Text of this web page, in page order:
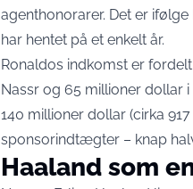
agenthonorarer. Det er
har hentet på et enkelt år.
Ronaldos indkomst er
Nassr og 65 millioner dollar
140 millioner dollar (cirka
sponsorindtægter – knap
Haaland som